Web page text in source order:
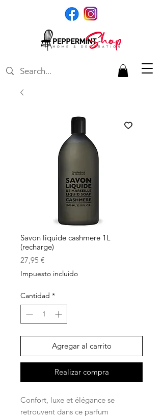
Savon liquide cashmere 1L
(recharge)
27,95 €Precio
Impuesto incluido
Cantidad *
Agregar al carrito
Realizar compra
Confort, luxe et élégance se
retrouvent dans ce parfum